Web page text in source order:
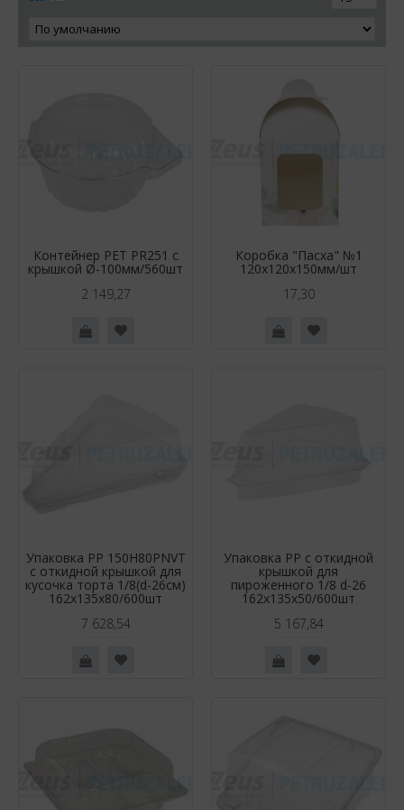
Контейнер РЕТ PR251 с
крышкой Ø-100мм/560шт
2 149,27
Коробка "Пасха" №1
120х120х150мм/шт
17,30
Упаковка РР 150H80PNVT
с откидной крышкой для
кусочка торта 1/8(d-26см)
162х135х80/600шт
7 628,54
Упаковка РР с откидной
крышкой для
пироженного 1/8 d-26
162х135х50/600шт
5 167,84